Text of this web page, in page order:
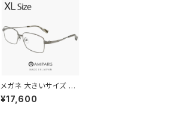
メガネ 大きいサイズ 60
mm nt-6002-15 日本
製 AMIPARIS メンズ
¥17,600